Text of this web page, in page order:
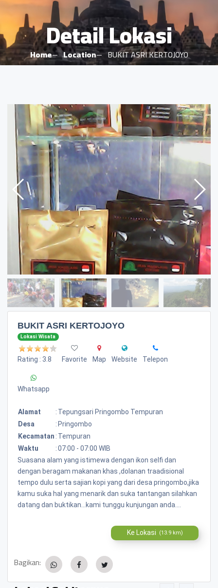
Detail Lokasi
Home Location BUKIT ASRI KERTOJOYO
BUKIT ASRI KERTOJOYO
Lokasi Wisata
Rating : 3.8 Favorite Map Website Telepon
Whatsapp
Alamat : Tepungsari Pringombo Tempuran
Desa
: Pringombo
Kecamatan : Tempuran
Waktu
:07:00 - 07:00 WIB
Suasana alam yang istimewa dengan ikon selfi dan
dengan beragam makanan khas ,dolanan traadisional
tempo dulu serta sajian kopi yang dari desa pringombo,jika
kamu suka hal yang menarik dan suka tantangan silahkan
datang dan buktikan...kami tunggu kunjungan anda....
Ke Lokasi (13.9 km)
Bagikan: